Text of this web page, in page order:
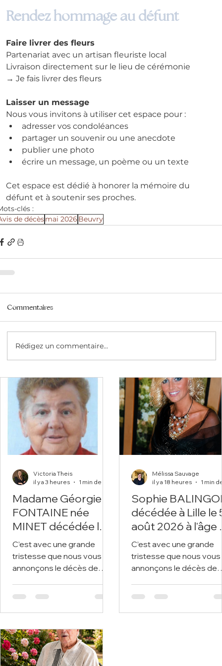
Madame Géorgie
FONTAINE née
MINET décédée le 5
août 2026 dans sa
89ème année.
C’est avec une grande
tristesse que nous vous
annonçons le décès de
FONTAINE survenu le 5
Gohelle. Nous vous invitons
à utiliser cet espace pour
laisser vos condoléances,
partager des photos
souvenirs, une anecdote ou
Victoria Theis
il y a 3 heures
Sophie
décédée à Lille le 5
août 2026 à l'âge
36 ans.
C’est avec une grande
tristesse que nous vous
annonçons le décès de
survenu le 5 août 2026 à
utiliser cet espace pour
Mélissa Sauvage
il y a 18 heures
Rendez hommage au défunt
Faire livrer des fleurs
Partenariat avec un artisan fleuriste local
Livraison directement sur le lieu de cérémonie
→ Je fais livrer des fleurs
Laisser un message
Nous vous invitons à utiliser cet espace pour :
adresser vos condoléances
partager un souvenir ou une anecdote
publier une photo
écrire un message, un poème ou un texte
Cet espace est dédié à honorer la mémoire du
défunt et à soutenir ses proches.
clés :
de décèsmai 2026 Beuvry
Commentaires
Rédigez un commentaire...